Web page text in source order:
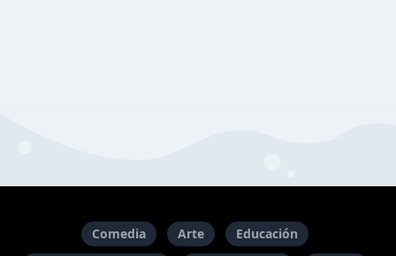
Comedia Arte
Educación